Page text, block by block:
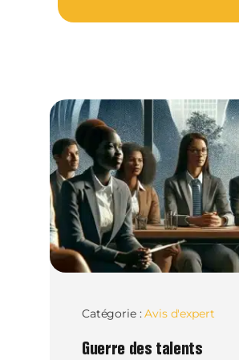
Catégorie :Avis d'expert
Guerre des talents